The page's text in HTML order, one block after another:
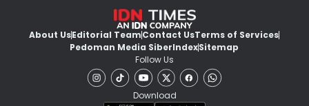
About UsEditorial TeamContact UsTerms of Services
Pedoman Media SiberIndexSitemap
Follow Us
Download